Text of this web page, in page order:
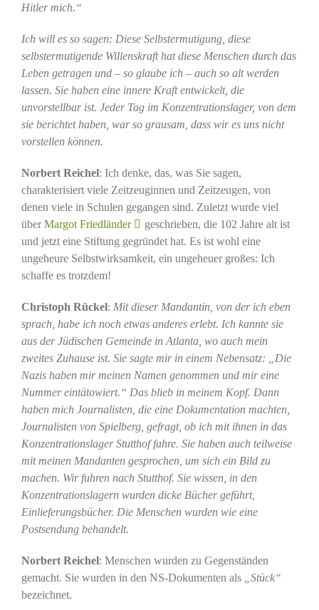
Hitler mich.“
Ich will es so sagen: Diese Selbstermutigung, diese
selbstermutigende Willenskraft hat diese Menschen durch das
Leben getragen und – so glaube ich – auch so alt werden
lassen. Sie haben eine innere Kraft entwickelt, die
unvorstellbar ist. Jeder Tag im Konzentrationslager, von dem
sie berichtet haben, war so grausam, dass wir es uns nicht
vorstellen können.
Norbert Reichel: Ich denke, das, was Sie sagen,
charakterisiert viele Zeitzeuginnen und Zeitzeugen, von
denen viele in Schulen gegangen sind. Zuletzt wurde viel
überMargot Friedländer
geschrieben, die 102 Jahre alt ist
und jetzt eine Stiftung gegründet hat. Es ist wohl eine
ungeheure Selbstwirksamkeit, ein ungeheuer großes: Ich
schaffe es trotzdem!
Christoph Rückel: Mit dieser Mandantin, von der ich eben
sprach, habe ich noch etwas anderes erlebt. Ich kannte sie
aus der Jüdischen Gemeinde in Atlanta, wo auch mein
zweites Zuhause ist. Sie sagte mir in einem Nebensatz: „Die
Nazis haben mir meinen Namen genommen und mir eine
Nummer eintätowiert.“ Das blieb in meinem Kopf. Dann
haben mich Journalisten, die eine Dokumentation machten,
Journalisten von Spielberg, gefragt, ob ich mit ihnen in das
Konzentrationslager Stutthof fahre. Sie haben auch teilweise
mit meinen Mandanten gesprochen, um sich ein Bild zu
machen. Wir fuhren nach Stutthof. Sie wissen, in den
Konzentrationslagern wurden dicke Bücher geführt,
Einlieferungsbücher. Die Menschen wurden wie eine
Postsendung behandelt.
Norbert Reichel: Menschen wurden zu Gegenständen
gemacht. Sie wurden in den NS-Dokumenten als
„Stück“
bezeichnet.